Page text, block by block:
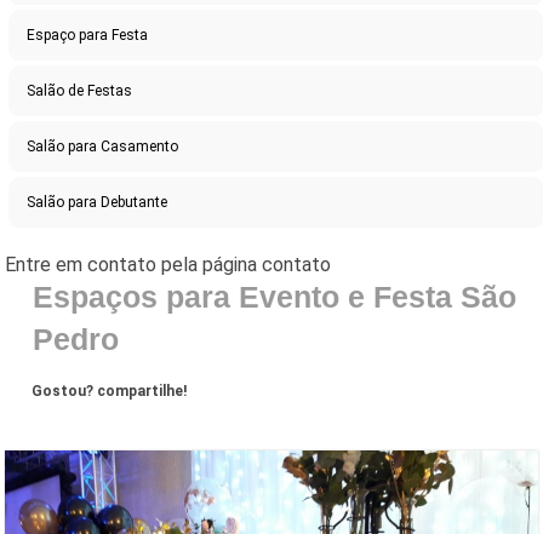
Espaço para Festa
Salão de Festas
Salão para Casamento
Salão para Debutante
Espaços para Evento e Festa São
Pedro
Gostou? compartilhe!